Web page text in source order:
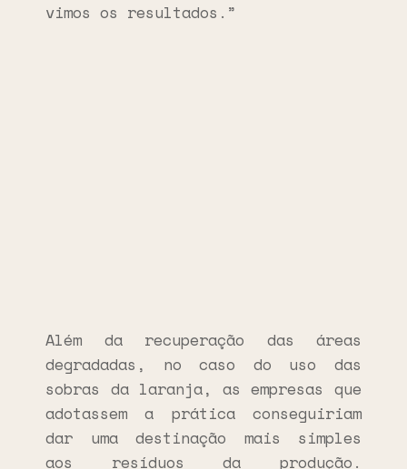
vimos os resultados.”
Além da recuperação das áreas
degradadas, no caso do uso das
sobras da laranja, as empresas que
adotassem a prática conseguiriam
dar uma destinação mais simples
aos resíduos da produção.